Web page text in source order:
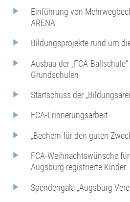
Einführung von
ARENA
Bildungsprojekte rund um
Ausbau der „FCA-
Grundschulen
Startschuss der
FCA-Erinnerungsarbeit
„Bechern für den guten
FCA-Weihnachtswünsche für
Augsburg registrierte Kinder
Spendengala „Augsburg